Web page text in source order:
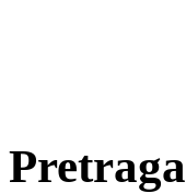
Pretraga